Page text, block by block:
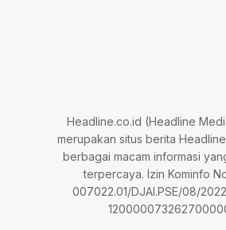
Headline.co.id (Headline
merupakan situs berita
berbagai macam informasi
terpercaya. Izin Kominfo
007022.01/DJAI.PSE/08/